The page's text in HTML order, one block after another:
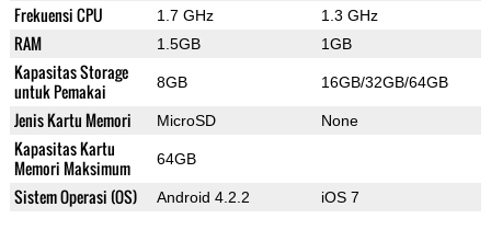
Frekuensi CPU 1.7 GHz 1.3 GHz
RAM 1.5GB 1GB
Kapasitas Storage
untuk Pemakai
8GB 16GB/32GB/64GB
Jenis Kartu Memori MicroSD None
Kapasitas Kartu
Memori Maksimum
64GB
Sistem Operasi (OS) Android 4.2.2 iOS 7